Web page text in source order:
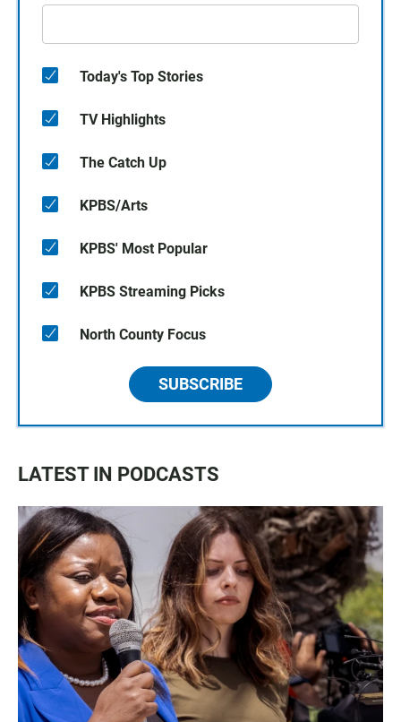
Today's Top Stories
TV Highlights
The Catch Up
KPBS/Arts
KPBS' Most Popular
KPBS Streaming Picks
North County Focus
SUBSCRIBE
LATEST IN PODCASTS